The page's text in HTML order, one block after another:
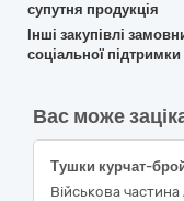
супутня продукція
Інші закупівлі
соціальної підтримки
Вас може
Військова частина